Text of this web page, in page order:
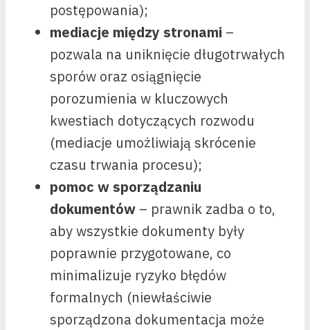
postępowania);
mediacje między stronami –
pozwala na uniknięcie długotrwałych
sporów oraz osiągnięcie
porozumienia w kluczowych
kwestiach dotyczących rozwodu
(mediacje umożliwiają skrócenie
czasu trwania procesu);
pomoc w sporządzaniu
dokumentów – prawnik zadba o to,
aby wszystkie dokumenty były
poprawnie przygotowane, co
minimalizuje ryzyko błędów
formalnych (niewłaściwie
sporządzona dokumentacja może